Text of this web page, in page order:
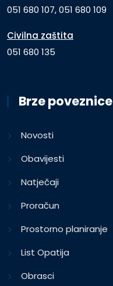
051 680 107, 051 680 109
Civilna zaštita
051 680 135
Brze poveznice
Novosti
Obavijesti
Natječaji
Proračun
Prostorno planiranje
List Opatija
Obrasci